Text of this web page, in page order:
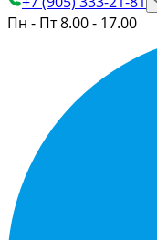
Пн - Пт 8.00 - 17.00